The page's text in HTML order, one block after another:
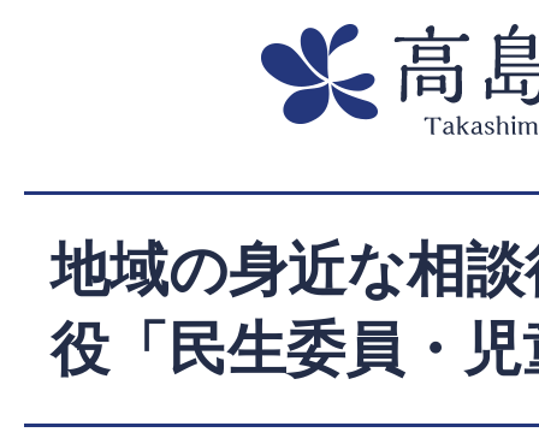
地域の身近な相
役「民生委員・